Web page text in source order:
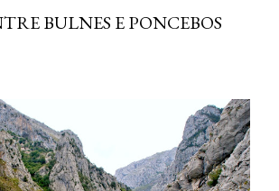
BULNES E PONCEBOS